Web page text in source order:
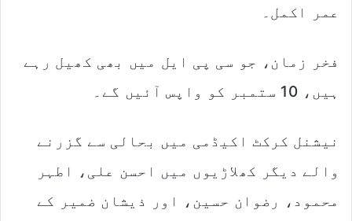
عمر اکمل۔
فخر زمان، جو سی پی ایل میں بھی کھیل رہے
ہیں، 10 ستمبر کو واپس آئیں گے۔
نیشنل کرکٹ اکیڈمی میں بحالی سے گزرنے
والے دیگر کھلاڑیوں میں احسن علی، اطہر
محمود، رضوان حسین، اور ذیشان ضمیر کے